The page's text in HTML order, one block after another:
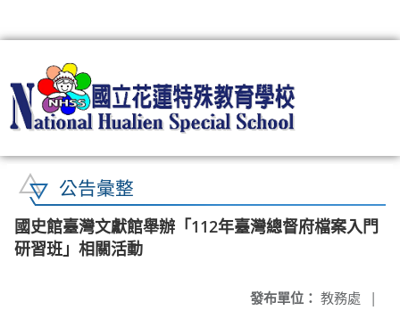
公告彙整
國史館臺灣文獻館舉辦「112年臺灣總督府檔案入門
研習班」相關活動
發布單位： 教務處 |